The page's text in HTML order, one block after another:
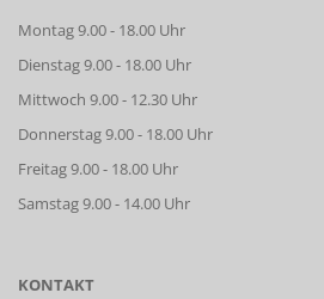
Montag 9.00 - 18.00 Uhr
Dienstag 9.00 - 18.00 Uhr
Mittwoch 9.00 - 12.30 Uhr
Donnerstag 9.00 - 18.00 Uhr
Freitag 9.00 - 18.00 Uhr
Samstag 9.00 - 14.00 Uhr
KONTAKT